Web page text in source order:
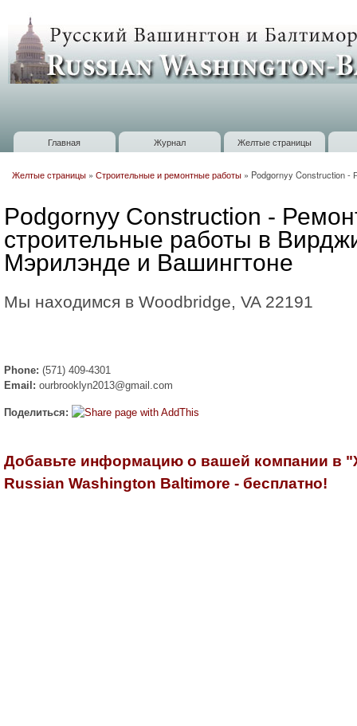
Russian
Washington
Baltimore
Главное меню
Главная Журнал Желтые страницы
Желтые страницы » Строительные и ремонтные работы » Podgornyy Construction -
Podgornyy Construction -
строительные работы в
Мэрилэнде и Вашингтоне
Мы находимся в Woodbridge, VA 22191
Phone: (571) 409-4301
Email: ourbrooklyn2013@gmail.com
Поделиться:
Добавьте информацию о вашей компании в
Russian Washington Baltimore - бесплатно!